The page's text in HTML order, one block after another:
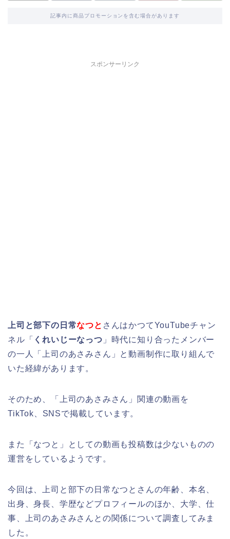
記事内に商品プロモーションを含む場合があります
スポンサーリンク
上司と部下の日常なつと さんはかつてYouTubeチャン
ネル「 くれいじーなっつ 」時代に知り合ったメンバー
の一人「上司のあさみさん」と動画制作に取り組んで
いた経緯があります。
そのため、「上司のあさみさん」関連の動画を
TikTok、SNSで掲載しています。
また「なつと」としての動画も投稿数は少ないものの
運営をしているようです。
今回は、上司と部下の日常なつとさんの年齢、本名、
出身、身長、学歴などプロフィールのほか、大学、仕
事、上司のあさみさんとの関係について調査してみま
した。